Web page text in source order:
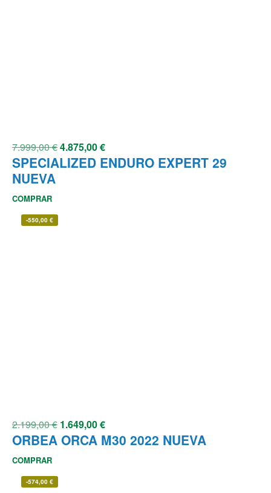
7.999,00€4.875,00€
SPECIALIZED ENDURO EXPERT 29
NUEVA
COMPRAR
-550,00 €
2.199,00€ 1.649,00€
ORBEA ORCA M30 2022 NUEVA
COMPRAR
-574,00 €